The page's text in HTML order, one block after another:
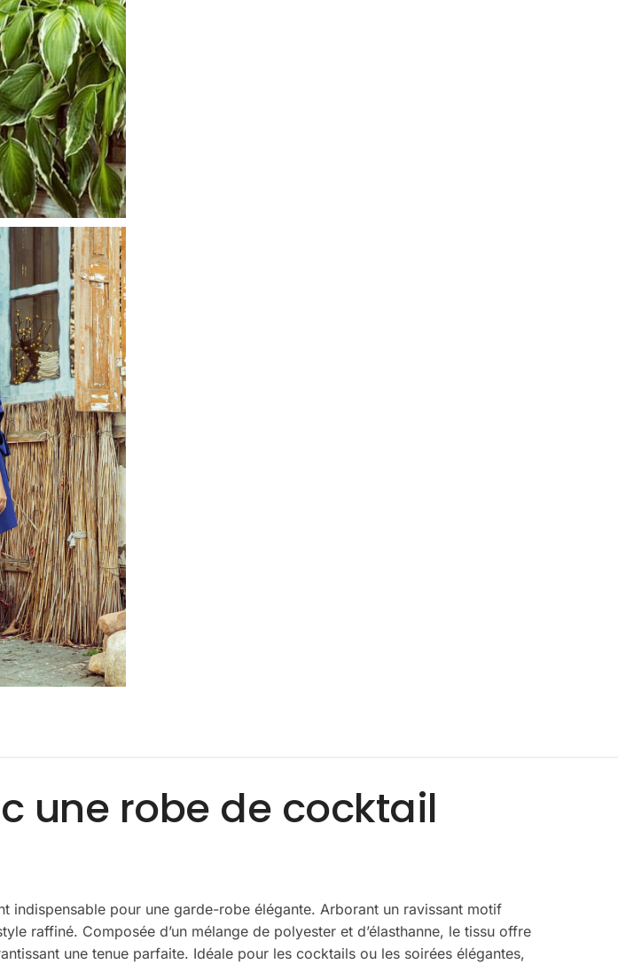
une robe de cocktail
indispensable pour une garde-robe élégante. Arborant un ravissant motif
raffiné. Composée d’un mélange de polyester et d’élasthanne, le tissu offre
une tenue parfaite. Idéale pour les cocktails ou les soirées élégantes,